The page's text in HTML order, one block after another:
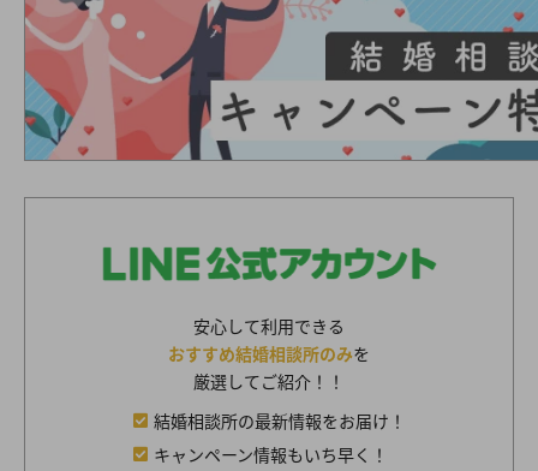
安心して利用できる
おすすめ結婚相談所のみを
厳選してご紹介！！
結婚相談所の最新情報をお届け！
キャンペーン情報もいち早く！